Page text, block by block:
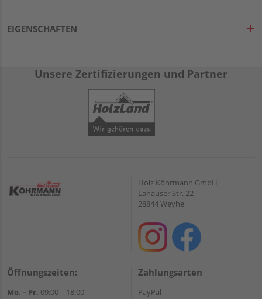
EIGENSCHAFTEN
Unsere Zertifizierungen und Partner
Holz Köhrmann GmbH
Lahauser Str. 22
28844 Weyhe
Öffnungszeiten:
Mo. – Fr. 09:00 – 18:00
Zahlungsarten
PayPal